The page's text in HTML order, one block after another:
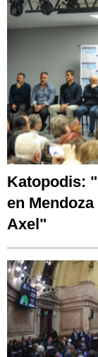
Katopodis:
en
Axel"